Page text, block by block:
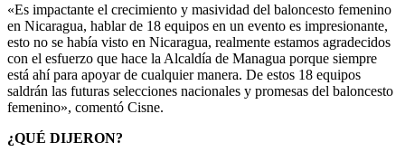
«Es impactante el crecimiento y masividad del baloncesto femenino
en Nicaragua, hablar de 18 equipos en un evento es impresionante,
esto no se había visto en Nicaragua, realmente estamos agradecidos
con el esfuerzo que hace la Alcaldía de Managua porque siempre
está ahí para apoyar de cualquier manera. De estos 18 equipos
saldrán las futuras selecciones nacionales y promesas del baloncesto
femenino», comentó Cisne.
¿QUÉ DIJERON?